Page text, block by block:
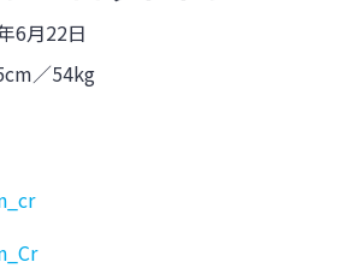
6月22日
／54kg